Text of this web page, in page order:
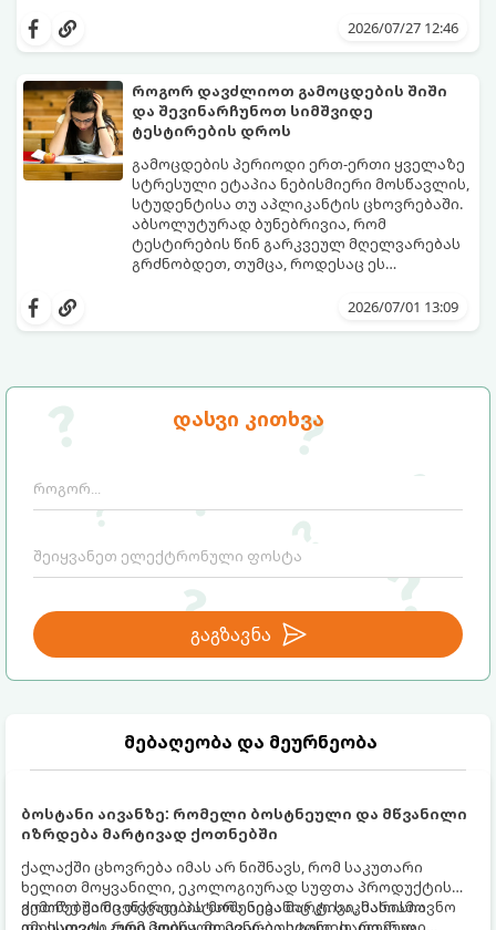
დასვი კითხვა
გაგზავნა
მებაღეობა და მეურნეობა
ბოსტანი აივანზე: რომელი ბოსტნეული და მწვანილი
იზრდება მარტივად ქოთნებში
ქალაქში ცხოვრება იმას არ ნიშნავს, რომ საკუთარი
ხელით მოყვანილი, ეკოლოგიურად სუფთა პროდუქტის
გემოზე უარი თქვათ. პატარა აივანიც კი საკმარისია
ქოთნებში მცენარეების მოშენება მარტივი, სასიამოვნო
ფაქტს იმის შესახებ, თუ როგორ მუშაობს
მათ ყოველდღიურ ცხოვრებაში.
2026/07/27 12:46
როგორ დავძლიოთ გამოცდების შიში
და შევინარჩუნოთ სიმშვიდე
ტესტირების დროს
გამოცდების პერიოდი ერთ-ერთი ყველაზე
სტრესული ეტაპია ნებისმიერი მოსწავლის,
სტუდენტისა თუ აპლიკანტის ცხოვრებაში.
აბსოლუტურად ბუნებრივია, რომ
ტესტირების წინ გარკვეულ მღელვარებას
გრძნობდეთ, თუმცა, როდესაც ეს
გადადის, ის ბლოკავს ტვინის რესურსებს.
„ბლექაუტის“ ეფექტი).
მხოლოდ ცოდნის ნაკლებობით არ არის
მეცნიერული ხრიკები, რომლებიც
ტესტირებისას მაქსიმალური
კონცენტრაციის შენარჩუნებაში.
როგორ დაამარცხოთ საგამოცდო
2026/07/01 13:09